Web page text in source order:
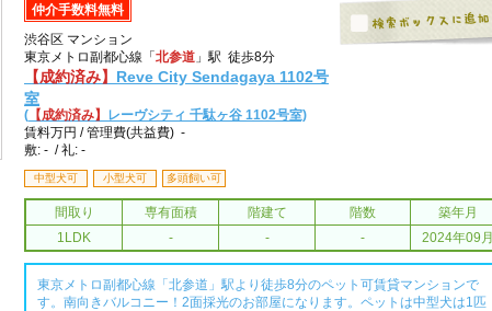
仲介手数料無料
渋谷区 マンション
東京メトロ副都心線「 北参道 」駅 徒歩8分
【成約済み】 Reve City Sendagaya 1102号
室
( 【成約済み】 レーヴシティ 千駄ヶ谷 1102号室)
賃料万円 /管理費(共益費) -
敷: - / 礼: -
中型犬可 小型犬可 多頭飼い可
間取り 専有面積 階建て 階数
築年月
1LDK
- - - 2024年09月
東京メトロ副都心線「北参道」駅より徒歩8分のペット可賃貸マンションで
す。南向きバルコニー！2面採光のお部屋になります。ペットは中型犬は1匹